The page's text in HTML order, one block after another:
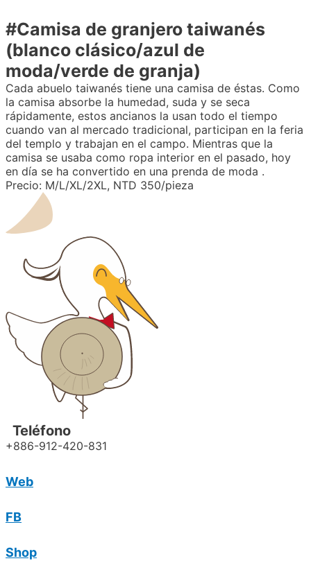
#Camisa de granjero taiwanés
(blanco clásico/azul de
moda/verde de granja)
Cada abuelo taiwanés tiene una camisa de éstas. Como
la camisa absorbe la humedad, suda y se seca
rápidamente, estos ancianos la usan todo el tiempo
cuando van al mercado tradicional, participan en la feria
del templo y trabajan en el campo. Mientras que la
camisa se usaba como ropa interior en el pasado, hoy
en día se ha convertido en una prenda de moda .
Precio: M/L/XL/2XL, NTD 350/pieza
Teléfono
+886-912-420-831
Web
FB
Shop